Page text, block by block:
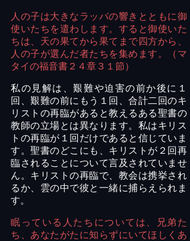
人の子は大きなラッパの響きとともに御
使いたちを遣わします。すると御使いた
ちは、天の果てから果てまで四方から、
人の子が選んだ者たちを集めます。（マ
タイの福音書２４章３１節）
私の見解は、艱難や迫害の前か後に１
回、艱難の前にもう１回、合計二回のキ
リストの再臨があると教えるある聖書の
教師の立場とは異なります。私はキリス
トの再臨が１回だけであると信じていま
す。聖書のどこにも、キリストが２回再
臨されることについて言及されていませ
ん。キリストの再臨で、教会は携挙され
るか、雲の中で彼と一緒に捕らえられま
す。
眠っている人たちについては、兄弟た
ち、あなたがたに知らずにいてほしくあ